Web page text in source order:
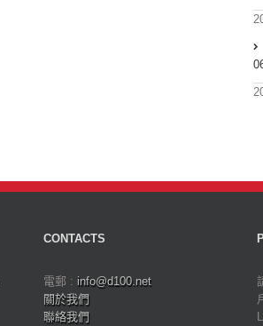
CONTACTS
電郵 : info@d100.net
關於我們
聯絡我們